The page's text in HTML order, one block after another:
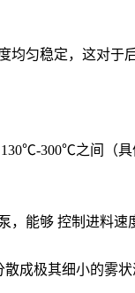
均匀稳定，这对于
300℃之间（
，能够 控制进料速
散成极其细小的雾状